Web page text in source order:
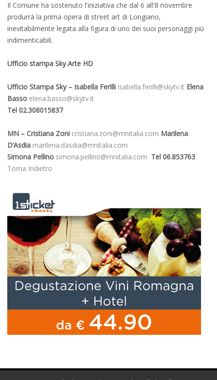
Il Comune ha sostenuto l'iniziativa che dal 6 all'8 novembre
produrrà la prima opera di street art di Longiano,
inevitabilmente legata alla figura di uno dei suoi personaggi più
indimenticabili.
Ufficio stampa Sky Arte HD
Ufficio Stampa Sky – Isabella Ferilli isabella.ferilli@skytv.it Elena
Basso elena.basso@skytv.it
Tel 02.308015837
MN – Cristiana Zoni cristiana.zoni@mnitalia.com Marilena
D’Asdia marilena.dasdia@mnitalia.com
Simona Pellino simona.pellino@mnitalia.com Tel 06.853763
Torna Indietro